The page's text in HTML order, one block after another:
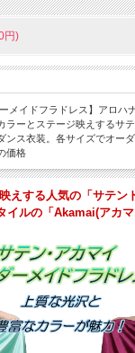
円)
メイドフラドレス】アロハ
ラーとステージ映えするサ
ンス衣装。各サイズでオー
価格
えする人気の「サテン
イルの「Akamai(アカ